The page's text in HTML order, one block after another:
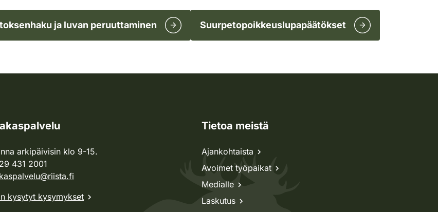
ja luvan peruuttaminen Suurpetopoikkeuslupapäätökset
arkipäivisin klo 9-15.
431 2001
kysytyt kysymykset
Tietoa meistä
Ajankohtaista
Avoimet työpaikat
Medialle
Laskutus